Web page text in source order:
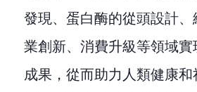
發現、蛋白酶的從頭設計
業創新、消費升級等領域
成果，從而助力人類健康